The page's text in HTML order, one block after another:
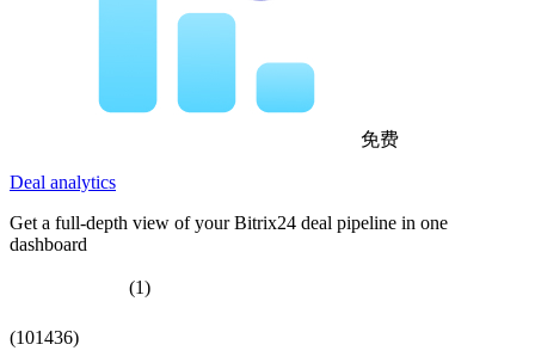
免费
Deal analytics
Get a full-depth view of your Bitrix24 deal pipeline in one
dashboard
(1)
(101436)